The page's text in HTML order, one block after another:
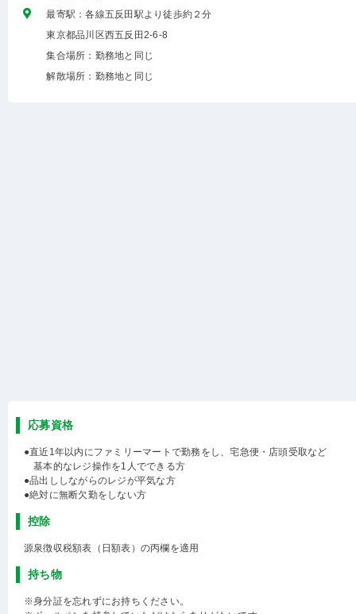
最寄駅：各線五反田駅より徒歩約２分
東京都品川区西五反田2-6-8
集合場所：勤務地と同じ
解散場所：勤務地と同じ
応募資格
●直近1年以内にファミリーマートで勤務をし、宅急便・店頭受取など
基本的なレジ操作を1人でできる方
●品出ししながらのレジが平気な方
●絶対に無断欠勤をしない方
控除
源泉徴収税額表（日額表）の丙欄を適用
持ち物
※身分証を忘れずにお持ちください。